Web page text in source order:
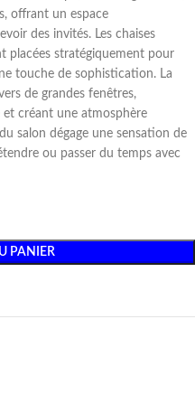
offrant un espace
des invités. Les chaises
placées stratégiquement pour
touche de sophistication. La
de grandes fenêtres,
créant une atmosphère
salon dégage une sensation de
ou passer du temps avec
PANIER